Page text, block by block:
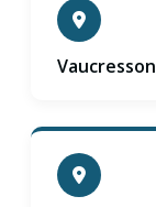
Vaucresson